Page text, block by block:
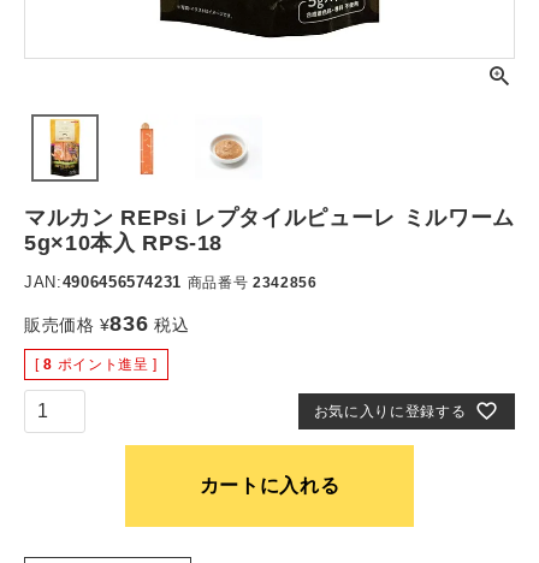
マルカン REPsi レプタイルピューレ ミルワーム
5g×10本入 RPS-18
JAN:4906456574231 商品番号 2342856
販売価格 ¥836 税込
[ 8 ポイント進呈 ]
お気に入りに登録する
カートに入れる